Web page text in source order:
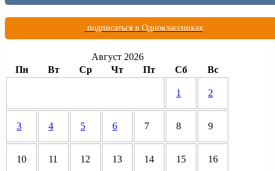
подписаться в Одноклассниках
Август 2026
Пн
Вт Ср Чт Пт Сб Вс
1 2
3 4 5 6 7 8 9
10 11 12 13 14 15 16